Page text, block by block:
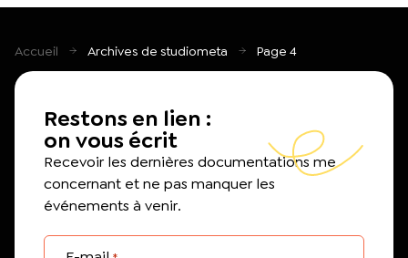
Accueil Archives de studiometa Page 4
Restons en lien :
on vous écrit
Recevoir les dernières documentations me
concernant et ne pas manquer les
événements à venir.